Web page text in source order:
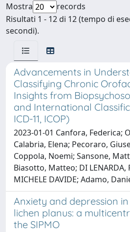
Mostra
records
Risultati 1 - 12 di 12 (tempo di
secondi).
Advancements in
Classifying Chronic
Insights from
and International
ICD-11, ICOP)
2023-01-01 Canfora, Federica;
Calabria, Elena; Pecoraro,
Coppola, Noemi; Sansone,
Biasotto, Matteo; DI
MICHELE DAVIDE; Adamo,
Anxiety and depression
lichen planus: a
the SIPMO